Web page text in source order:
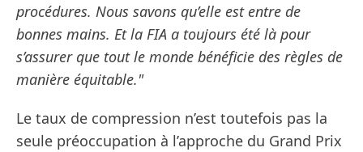
procédures. Nous savons qu’elle est entre de
bonnes mains. Et la FIA a toujours été là pour
s’assurer que tout le monde bénéficie des règles de
manière équitable."
Le taux de compression n’est toutefois pas la
seule préoccupation à l’approche du Grand Prix